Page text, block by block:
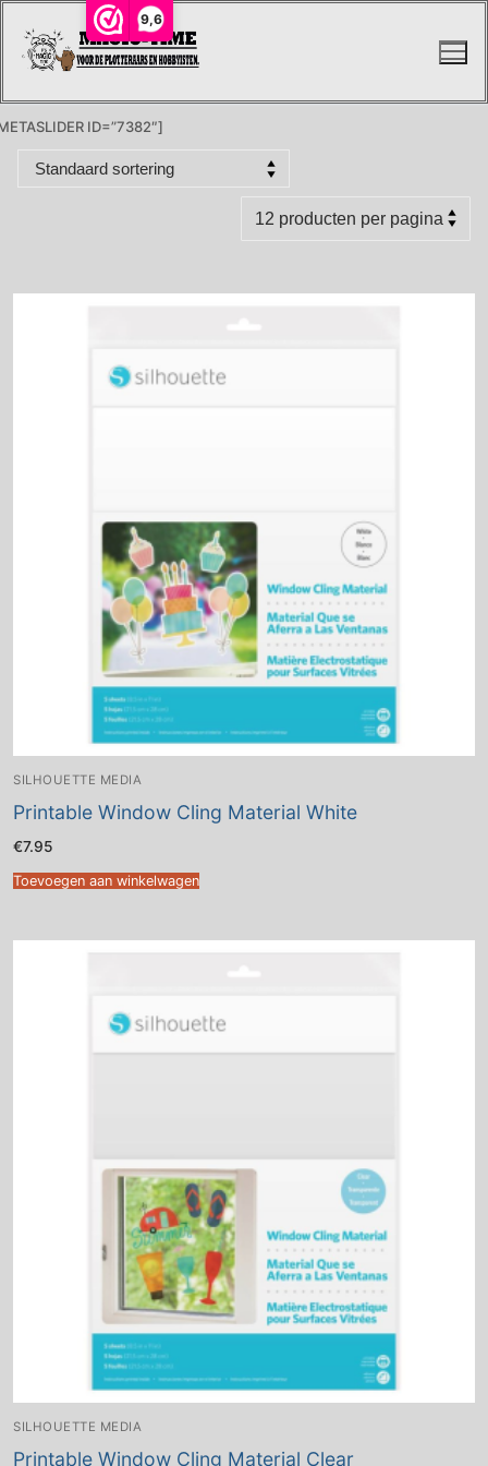
9,6
naar
ID=”7382″]
SILHOUETTE MEDIA
Printable Window Cling Material White
€7.95
Toevoegen aan winkelwagen
SILHOUETTE MEDIA
Printable Window Cling Material Clear